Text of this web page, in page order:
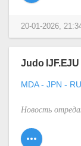
20-01-2026,
Judo IJF.EJU
MDA - JPN -
Новость